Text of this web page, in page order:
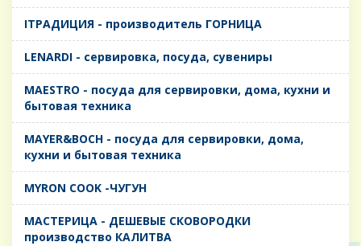
IТРАДИЦИЯ - производитель ГОРНИЦА
LENARDI - сервировка, посуда, сувениры
MAESTRO - посуда для сервировки, дома, кухни и
бытовая техника
MAYER&BOCH - посуда для сервировки, дома,
кухни и бытовая техника
MYRON COOK -ЧУГУН
MАСТЕРИЦА - ДЕШЕВЫЕ СКОВОРОДКИ
производство КАЛИТВА